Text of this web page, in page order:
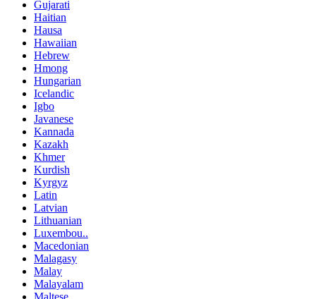
Gujarati
Haitian
Hausa
Hawaiian
Hebrew
Hmong
Hungarian
Icelandic
Igbo
Javanese
Kannada
Kazakh
Khmer
Kurdish
Kyrgyz
Latin
Latvian
Lithuanian
Luxembou..
Macedonian
Malagasy
Malay
Malayalam